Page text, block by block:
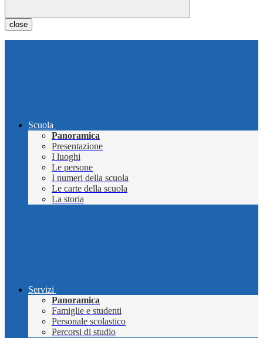
close
Scuola
Panoramica
Presentazione
I luoghi
Le persone
I numeri della scuola
Le carte della scuola
La storia
Servizi
Panoramica
Famiglie e studenti
Personale scolastico
Percorsi di studio